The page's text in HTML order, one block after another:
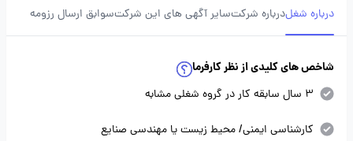
درباره شغلدرباره شرکتسایر آگهی های این شرکتسوابق ارسال رزومه
شاخص های کلیدی از نظر کارفرما
3 سال سابقه کار در گروه شغلی مشابه
کارشناسی ایمنی/ محیط زیست یا مهندسی صنایع